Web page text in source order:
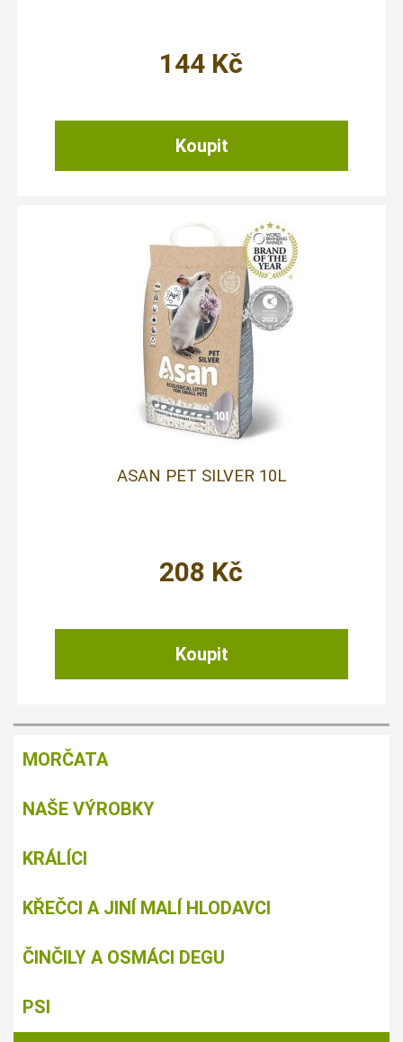
144 Kč
ASAN PET SILVER 10L
208 Kč
MORČATA
NAŠE VÝROBKY
KRÁLÍCI
KŘEČCI A JINÍ MALÍ HLODAVCI
ČINČILY A OSMÁCI DEGU
PSI